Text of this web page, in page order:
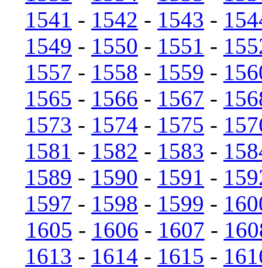
1541 - 1542 - 1543 -
1549 - 1550 - 1551 -
1557 - 1558 - 1559 -
1565 - 1566 - 1567 -
1573 - 1574 - 1575 -
1581 - 1582 - 1583 -
1589 - 1590 - 1591 -
1597 - 1598 - 1599 -
1605 - 1606 - 1607 -
1613 - 1614 - 1615 -